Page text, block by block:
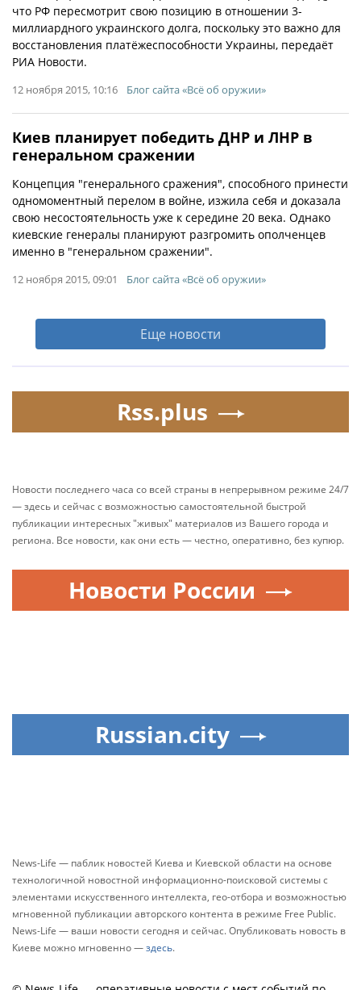
что РФ пересмотрит свою позицию в отношении 3-
миллиардного украинского долга, поскольку это важно для
восстановления платёжеспособности Украины, передаёт
РИА Новости.
12 ноября 2015, 10:16 Блог сайта «Всё об оружии»
Киев планирует победить ДНР и ЛНР в
генеральном сражении
Концепция "генерального сражения", способного принести
одномоментный перелом в войне, изжила себя и доказала
свою несостоятельность уже к середине 20 века. Однако
киевские генералы планируют разгромить ополченцев
именно в "генеральном сражении".
12 ноября 2015, 09:01 Блог сайта «Всё об оружии»
Еще новости
Rss.plus
Новости последнего часа со всей страны в непрерывном режиме 24/7
— здесь и сейчас с возможностью самостоятельной быстрой
публикации интересных "живых" материалов из Вашего города и
региона. Все новости, как они есть — честно, оперативно, без купюр.
Новости России
Russian.city
News-Life — паблик новостей Киева и Киевской области на основе
технологичной новостной информационно-поисковой системы с
элементами искусственного интеллекта, гео-отбора и возможностью
мгновенной публикации авторского контента в режиме Free Public.
News-Life — ваши новости сегодня и сейчас. Опубликовать новость в
Киеве можно мгновенно —здесь.